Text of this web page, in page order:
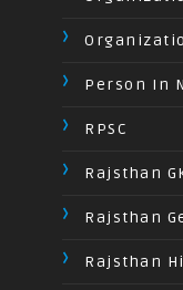
Person In
RPSC
Rajsthan
Rajsthan
Rajsthan